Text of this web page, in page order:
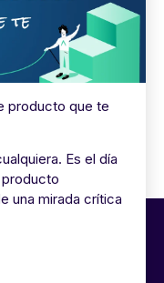
producto que te
Es el día
producto
una mirada crítica